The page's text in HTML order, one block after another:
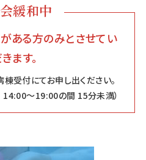
緩和中
ある方のみとさせてい
ます。
受付にてお申し出ください。
14:00〜19:00の間 15分未満）